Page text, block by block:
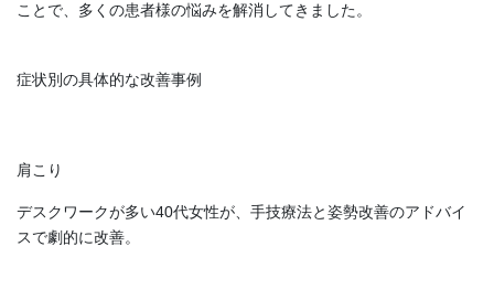
ことで、多くの患者様の悩みを解消してきました。
症状別の具体的な改善事例
肩こり
デスクワークが多い40代女性が、手技療法と姿勢改善のアドバイ
スで劇的に改善。